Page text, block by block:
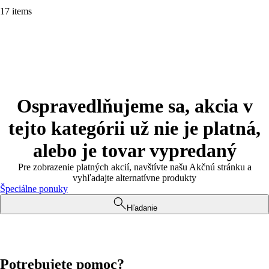
17 items
Ospravedlňujeme sa, akcia v
tejto kategórii už nie je platná,
alebo je tovar vypredaný
Pre zobrazenie platných akcií, navštívte našu Akčnú stránku a
vyhľadajte alternatívne produkty
Špeciálne ponuky
Hľadanie
Potrebujete pomoc?